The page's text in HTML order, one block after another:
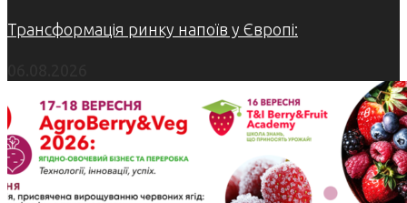
Трансформація ринку напоїв у Європі: